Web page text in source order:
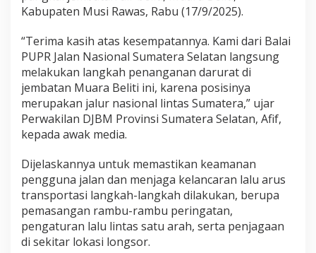
a
M
u
r
a
B
e
i
Kabupaten Musi Rawas, Rabu (17/9/2025).
“Terima kasih atas kesempatannya. Kami dari Balai
PUPR Jalan Nasional Sumatera Selatan langsung
melakukan langkah penanganan darurat di
jembatan Muara Beliti ini, karena posisinya
merupakan jalur nasional lintas Sumatera,” ujar
Perwakilan DJBM Provinsi Sumatera Selatan, Afif,
kepada awak media.
Dijelaskannya untuk memastikan keamanan
pengguna jalan dan menjaga kelancaran lalu arus
transportasi langkah-langkah dilakukan, berupa
pemasangan rambu-rambu peringatan,
pengaturan lalu lintas satu arah, serta penjagaan
di sekitar lokasi longsor.